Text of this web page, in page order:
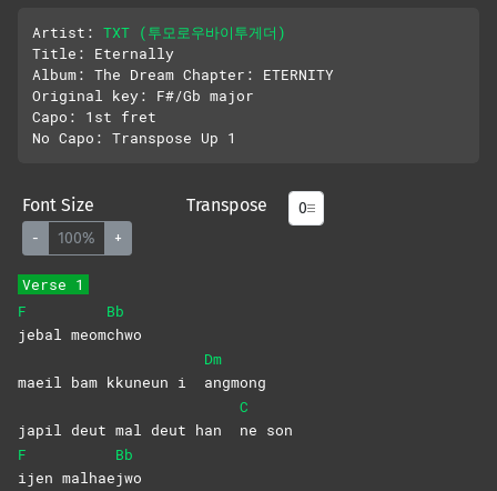
Artist: TXT (투모로우바이투게더)
Title: Eternally
Album: The Dream Chapter: ETERNITY
Original key: F#/Gb major
Capo: 1st fret
Font Size
- 100% +
Transpose
Verse 1
F
jebal meom
Bb
chwo
maeil bam kkuneun i
Dm
angmong
japil deut mal deut han
C
ne son
F
ijen malhae
Bb
jwo